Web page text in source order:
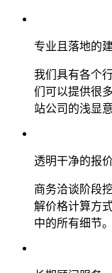
专业且落地的
我们具有各个
们可以提供很
站公司的浅显意
透明干净的报
商务洽谈阶段
解价格计算方
中的所有细节。